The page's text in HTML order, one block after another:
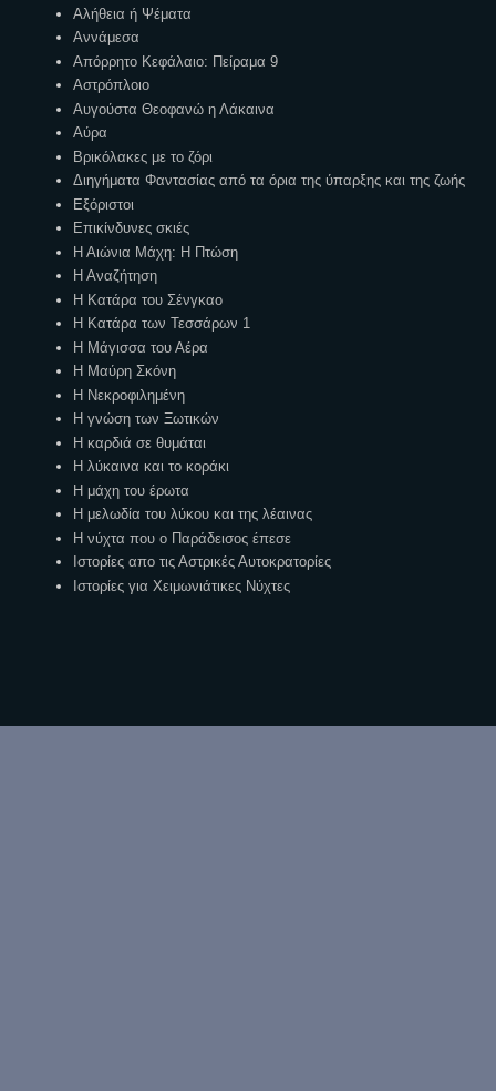
Αλήθεια ή Ψέματα
Αννάμεσα
Απόρρητο Κεφάλαιο: Πείραμα 9
Αστρόπλοιο
Αυγούστα Θεοφανώ η Λάκαινα
Αύρα
Βρικόλακες με το ζόρι
Διηγήματα Φαντασίας από τα όρια της ύπαρξης και της ζωής
Εξόριστοι
Επικίνδυνες σκιές
Η Αιώνια Μάχη: Η Πτώση
Η Αναζήτηση
Η Κατάρα του Σένγκαο
Η Κατάρα των Τεσσάρων 1
Η Μάγισσα του Αέρα
Η Μαύρη Σκόνη
Η Νεκροφιλημένη
Η γνώση των Ξωτικών
Η καρδιά σε θυμάται
Η λύκαινα και το κοράκι
Η μάχη του έρωτα
Η μελωδία του λύκου και της λέαινας
Η νύχτα που ο Παράδεισος έπεσε
Ιστορίες απο τις Αστρικές Αυτοκρατορίες
Ιστορίες για Χειμωνιάτικες Νύχτες